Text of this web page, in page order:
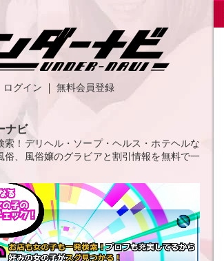
ログイン 無料会員登録
ナビ
索！デリヘル・ソープ・ヘルス・ホテヘルな
俗、風俗嬢のグラビアと割引情報を無料で一